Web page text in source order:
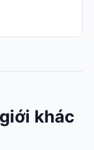
khác